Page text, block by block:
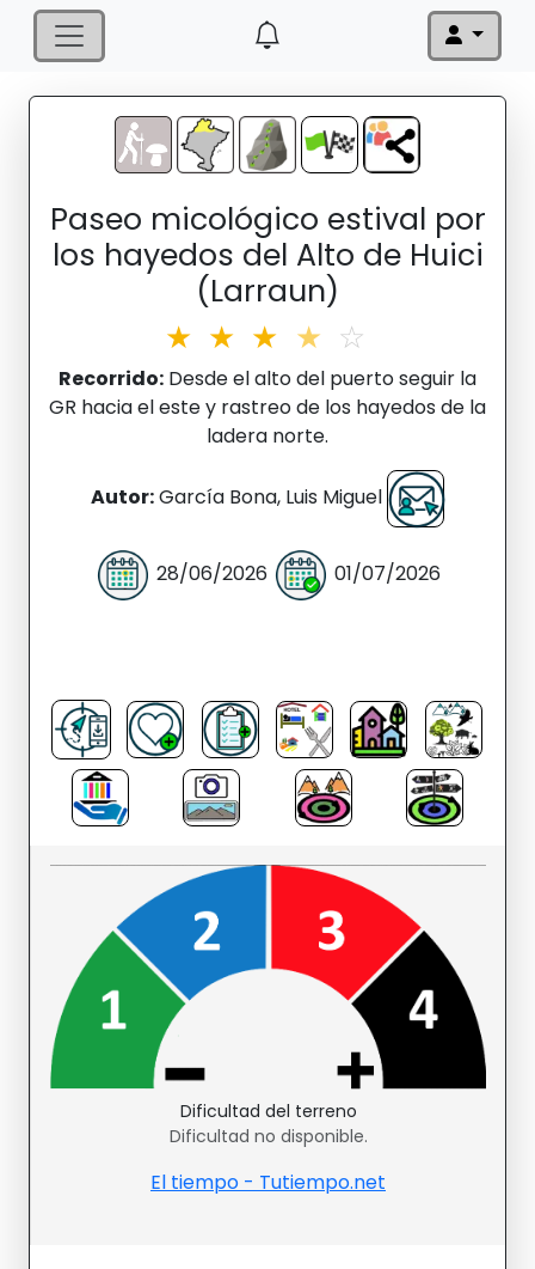
Paseo micológico estival por
los hayedos del Alto de Huici
(Larraun)
★ ★ ★ ★ ☆
Recorrido: Desde el alto del puerto seguir la
GR hacia el este y rastreo de los hayedos de la
ladera norte.
Autor:García Bona, Luis Miguel
28/06/2026 01/07/2026
Dificultad del terreno
Dificultad no disponible.
El tiempo - Tutiempo.net